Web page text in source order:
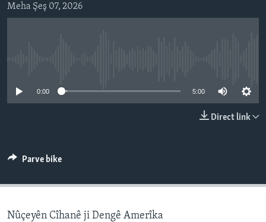
serekîRADYO
TIRKÎYE
ROJHILATA NAVÎN
SERNIVÎS
Learning English
Meha Şeş 07, 2026
0:00 5:00
Direct link
Parve bike
Nûçeyên Cîhanê ji Dengê Amerîka